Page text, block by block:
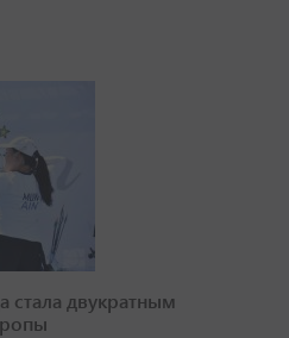
стала двукратным